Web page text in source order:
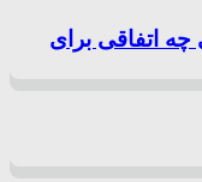
اتفاقی برای